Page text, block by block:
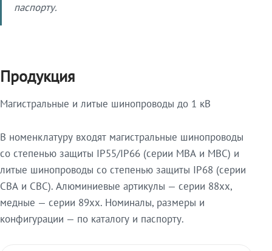
паспорту.
Продукция
Магистральные и литые шинопроводы до 1 кВ
В номенклатуру входят магистральные шинопроводы
со степенью защиты IP55/IP66 (серии МВА и МВС) и
литые шинопроводы со степенью защиты IP68 (серии
СВА и СВС). Алюминиевые артикулы — серии 88xx,
медные — серии 89xx. Номиналы, размеры и
конфигурации — по каталогу и паспорту.